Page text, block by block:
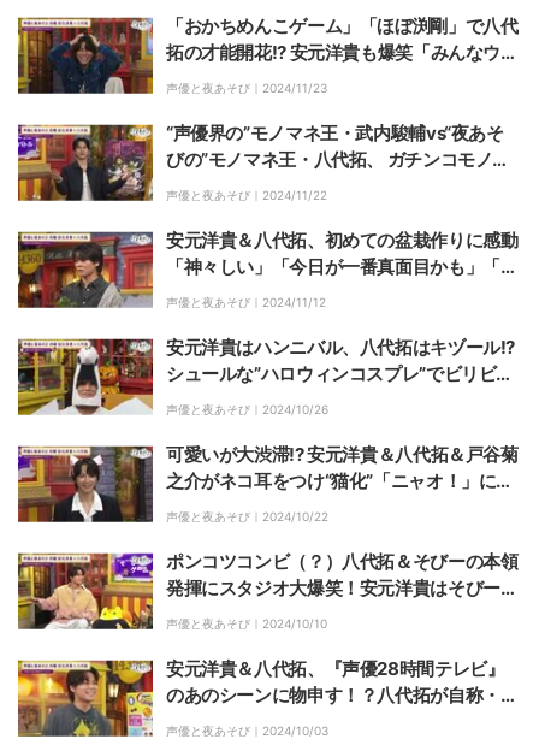
「おかちめんこゲーム」「ほぼ渕剛」で八代
拓の才能開花!? 安元洋貴も爆笑「みんなウィ
キに書け！」
声優と夜あそび｜ 2024/11/23
“声優界の”モノマネ王・武内駿輔vs“夜あそ
びの”モノマネ王・八代拓、 ガチンコモノマ
ネバトル開幕！
声優と夜あそび｜ 2024/11/22
安元洋貴＆八代拓、初めての盆栽作りに感動
「神々しい」「今日が一番真面目かも」「痺
れました」
声優と夜あそび｜ 2024/11/12
安元洋貴はハンニバル、八代拓はキヅール!?
シュールな”ハロウィンコスプレ”でビリビリ
椅子に「オケツの方が大事」
声優と夜あそび｜ 2024/10/26
可愛いが大渋滞!? 安元洋貴＆八代拓＆戸谷菊
之介がネコ耳をつけ“猫化”「ニャオ！」に視
聴者悶絶
声優と夜あそび｜ 2024/10/22
ポンコツコンビ（？）八代拓＆そびーの本領
発揮にスタジオ大爆笑！安元洋貴はそびー
に“おいしい”ところを持っていかれ撃沈！？
声優と夜あそび｜ 2024/10/10
安元洋貴＆八代拓、『声優28時間テレビ』
のあのシーンに物申す！？八代拓が自称・手
押し相撲声優業界2位の岡本信彦に宣戦布告
声優と夜あそび｜ 2024/10/03